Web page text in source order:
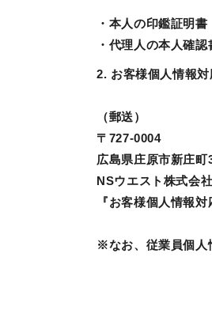
・本人の印鑑証明
・代理人の本人確
2. お客様個人情報対
（郵送）
〒727-0004
広島県庄原市新庄町
NSウエスト株式
『お客様個人情報
※なお、従業員個人